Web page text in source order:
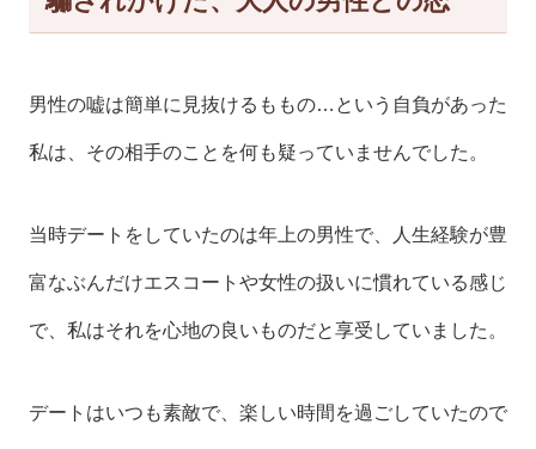
男性の嘘は簡単に見抜けるももの…という自負があった
私は、その相手のことを何も疑っていませんでした。
当時デートをしていたのは年上の男性で、人生経験が豊
富なぶんだけエスコートや女性の扱いに慣れている感じ
で、私はそれを心地の良いものだと享受していました。
デートはいつも素敵で、楽しい時間を過ごしていたので